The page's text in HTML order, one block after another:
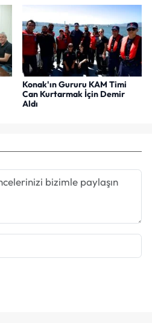
Konak'ın Gururu KAM Timi
Can Kurtarmak İçin Demir
Aldı